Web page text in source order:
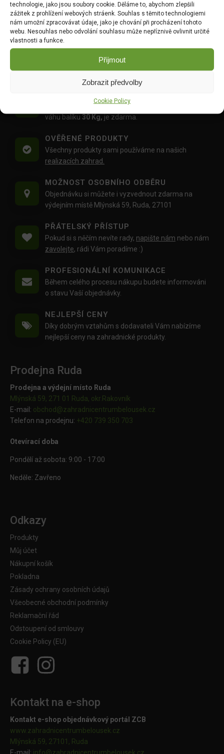
technologie, jako jsou soubory cookie. Děláme to, abychom zlepšili
zážitek z prohlížení webových stráenk. Souhlas s těmito technologiemi
nám umožní zpracovávat údaje, jako je chování při procházení tohoto
webu. Nesouhlas nebo odvolání souhlasu může nepříznivě ovlivnit určité
vlastnosti a funkce.
Přijmout
Zobrazit předvolby
Cookie Policy
Úzká lopatka nerez 33cm
732837
DO KOŠÍKU
369.00Kč
Sázecí kolík nerez 28cm
732790
DO KOŠÍKU
369.00Kč
Doprava objednávekod 1500 Kč,
váhu balíku 30 Kg, je zdarma.
OVĚŘENÉ PRODUKTY
Všechny produkty sami používáme na našich
realizacích zahrad.
MOŽNOST OSOBNÍHO ODBĚRU
Objednávku si můžete i vyzvednout zdarma na
výdejním místě Mlýnská 59, Ruda, 27101
PŘÁTELSKÝ PŘÍSTUP
Pokud si s něčím nevíte rady, napište nám nebo nám
zavolejte, rádi Vám poradíme :)
PROFESIONÁLNÍ KOMUNIKACE
Během celého procesu nákupu budete informováni
o stavu Vaší objednávky.
NEJLEPŠÍ CENY
Díky dobrým vztahům s dodavateli Vám nabízíme
nejlepší ceny na zahradnické produkty.
Prodejna Ruda
Prodejna a výdejní místo Ruda
Mlýnská 59, 271 01 Ruda, okr.Rakovník
E-mail: obchod@zahradnicentrumbelousek.cz
Telefon na prodejnu: +420 739 350 703
Otevírací doba
Pondělí až sobota: 9:00 - 17:00
Neděle: Zavřeno
Odkazy
Produkty
Můj účet
Nákupní košík
Pokladna
Zásady ochrany osobních údajů
Všeobecné obchodní podmínky
Reklamační řád
Odstoupení od smlouvy
Cookie Policy (EU)
Kontakt na e-shop
Kontakt e-shop objednávkový portál ZCB
www.zahradnicentrumbelousek.cz
Mlýnská 59, 27101, Ruda